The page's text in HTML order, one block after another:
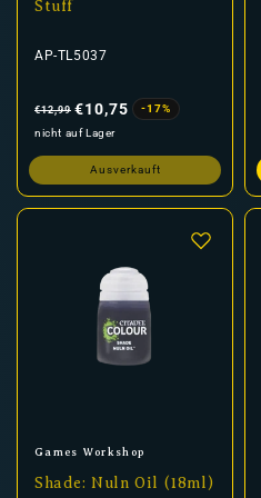
Stuff
AP-TL5037
Preis
€12,99 €10,75
-17%
nicht auf Lager
Ausverkauft
Anbieter:
Games Workshop
Shade: Nuln Oil (18ml)